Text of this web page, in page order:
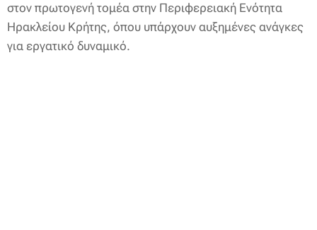
στον πρωτογενή τομέα στην Περιφερειακή Ενότητα
Ηρακλείου Κρήτης, όπου υπάρχουν αυξημένες ανάγκες
για εργατικό δυναμικό.